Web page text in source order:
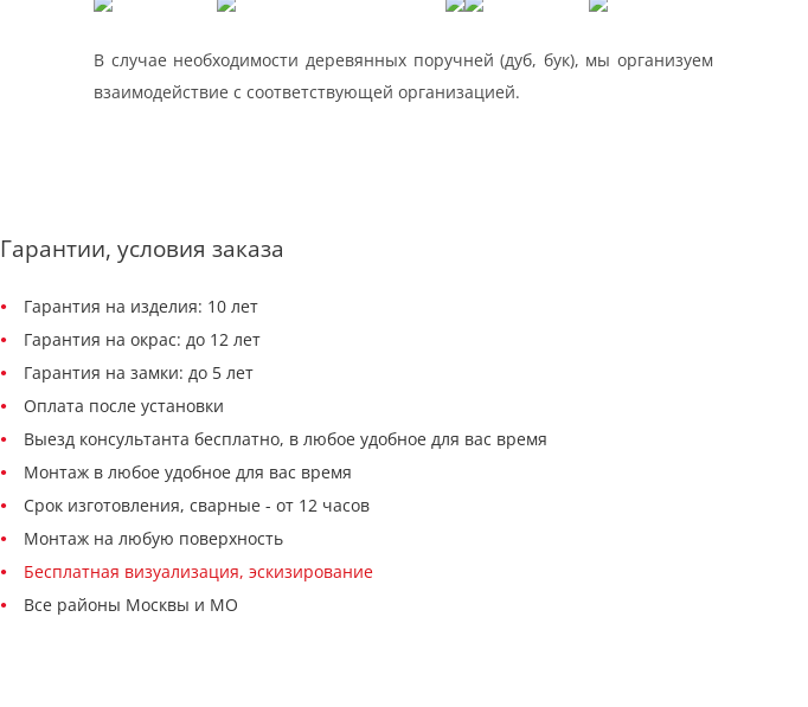
В случае необходимости деревянных поручней (дуб, бук), мы организуем
взаимодействие с соответствующей организацией.
Гарантии, условия заказа
Гарантия на изделия: 10 лет
Гарантия на окрас: до 12 лет
Гарантия на замки: до 5 лет
Оплата после установки
Выезд консультанта бесплатно, в любое удобное для вас время
Монтаж в любое удобное для вас время
Срок изготовления, сварные - от 12 часов
Монтаж на любую поверхность
Бесплатная визуализация, эскизирование
Все районы Москвы и МО